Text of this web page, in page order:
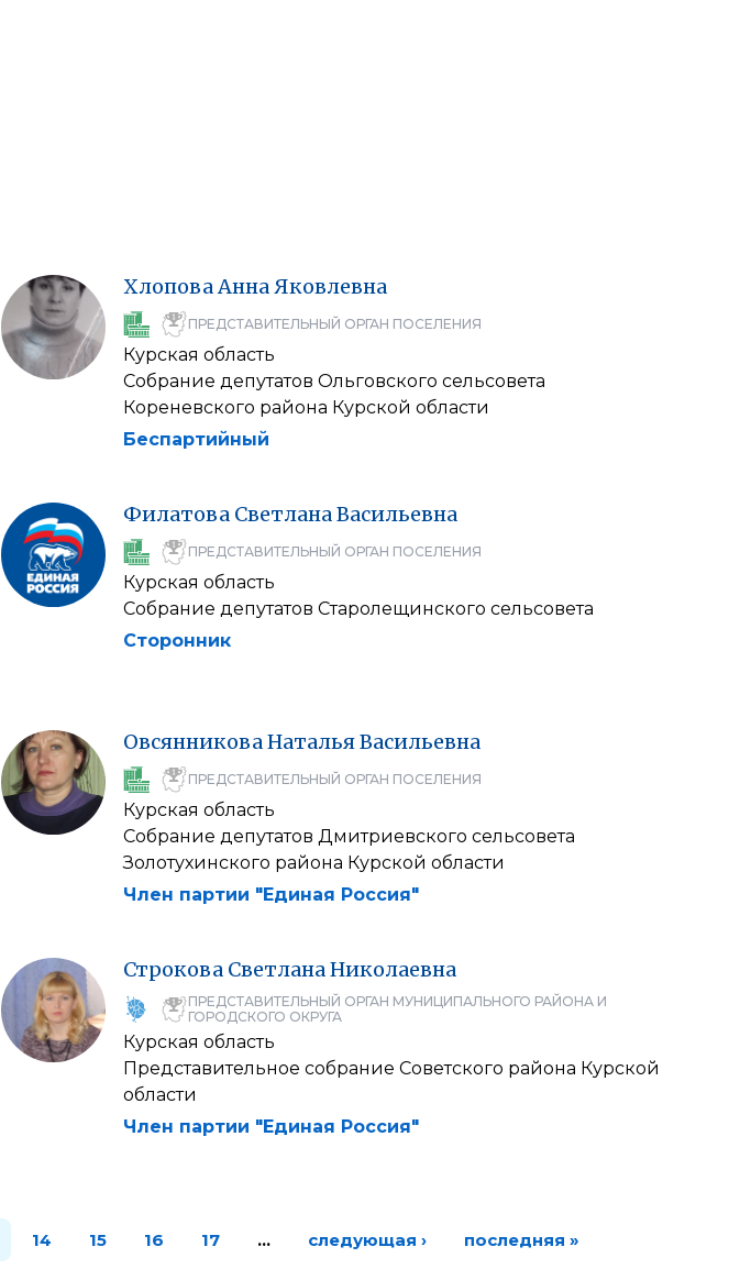
ХлоповаАннаЯковлевна
ПРЕДСТАВИТЕЛЬНЫЙ ОРГАН ПОСЕЛЕНИЯ
Курская область
Собрание депутатов Ольговского сельсовета
Кореневского района Курской области
Беспартийный
Филатова СветланаВасильевна
ПРЕДСТАВИТЕЛЬНЫЙ ОРГАН ПОСЕЛЕНИЯ
Курская область
Собрание депутатов Старолещинского сельсовета
Сторонник
ОвсянниковаНатальяВасильевна
ПРЕДСТАВИТЕЛЬНЫЙ ОРГАН ПОСЕЛЕНИЯ
Курская область
Собрание депутатов Дмитриевского сельсовета
Золотухинского района Курской области
Член партии "Единая Россия"
Строкова СветланаНиколаевна
ПРЕДСТАВИТЕЛЬНЫЙ ОРГАН МУНИЦИПАЛЬНОГО РАЙОНА И
ГОРОДСКОГО ОКРУГА
Курская область
Представительное собрание Советского района Курской
области
Член партии "Единая Россия"
14 15 16 17 … следующая › последняя »